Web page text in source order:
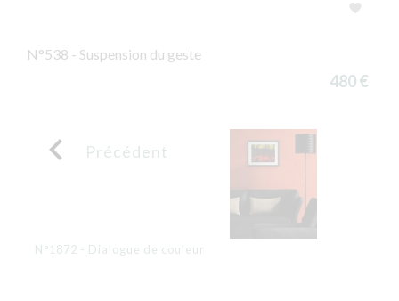

N°538 - Suspension du geste
480 €
 Précédent
N°1872 - Dialogue de couleur